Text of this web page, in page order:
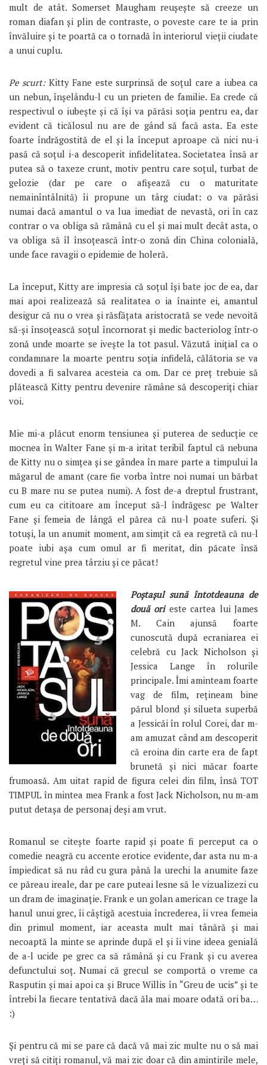
mult de atât. Somerset Maugham reușește să creeze un
roman diafan și plin de contraste, o poveste care te ia prin
învăluire și te poartă ca o tornadă în interiorul vieții ciudate
a unui cuplu.
Pe scurt:Kitty Fane este surprinsă de soțul care a iubea ca
un nebun, înșelându-l cu un prieten de familie. Ea crede că
respectivul o iubește și că își va părăsi soția pentru ea, dar
evident că ticălosul nu are de gând să facă asta. Ea este
foarte îndrăgostită de el și la început aproape că nici nu-i
pasă că soțul i-a descoperit infidelitatea. Societatea însă ar
putea să o taxeze crunt, motiv pentru care soțul, turbat de
gelozie (dar pe care o afișează cu o maturitate
nemainîntâlnită) îi propune un târg ciudat: o va părăsi
numai dacă amantul o va lua imediat de nevastă, ori în caz
contrar o va obliga să rămână cu el și mai mult decât asta, o
va obliga să îl însoțească într-o zonă din China colonială,
unde face ravagii o epidemie de holeră.
La început, Kitty are impresia că soțul își bate joc de ea, dar
mai apoi realizează să realitatea o ia înainte ei, amantul
desigur că nu o vrea și răsfățata aristocrată se vede nevoită
să-și însoțească soțul încornorat și medic bacteriolog într-o
zonă unde moarte se ivește la tot pasul. Văzută inițial ca o
condamnare la moarte pentru soția infidelă, călătoria se va
dovedi a fi salvarea acesteia ca om. Dar ce preț trebuie să
plătească Kitty pentru devenire rămâne să descoperiți chiar
voi.
Mie mi-a plăcut enorm tensiunea și puterea de seducție ce
mocnea în Walter Fane și m-a iritat teribil faptul că nebuna
de Kitty nu o simțea și se gândea în mare parte a timpului la
măgarul de amant (care fie vorba între noi numai un bărbat
cu B mare nu se putea numi). A fost de-a dreptul frustrant,
cum eu ca cititoare am început să-l îndrăgesc pe Walter
Fane și femeia de lângă el părea că nu-l poate suferi. Și
totuși, la un anumit moment, am simțit că ea regretă că nu-l
poate iubi așa cum omul ar fi meritat, din păcate însă
regretul vine prea târziu și ce păcat!
Poștașul sună întotdeauna de
două ori este cartea lui James
M. Cain ajunsă foarte
cunoscută după ecraniarea ei
celebră cu Jack Nicholson și
Jessica Lange în rolurile
principale. Îmi aminteam foarte
vag de film, rețineam bine
părul blond și silueta superbă
a Jessicăi în rolul Corei, dar m-
am amuzat când am descoperit
că eroina din carte era de fapt
brunetă și nici măcar foarte
frumoasă. Am uitat rapid de figura celei din film, însă TOT
TIMPUL în mintea mea Frank a fost Jack Nicholson, nu m-am
putut detașa de personaj deși am vrut.
Romanul se citește foarte rapid și poate fi perceput ca o
comedie neagră cu accente erotice evidente, dar asta nu m-a
împiedicat să nu râd cu gura până la urechi la anumite faze
ce păreau ireale, dar pe care puteai lesne să le vizualizezi cu
un dram de imaginație. Frank e un golan american ce trage la
hanul unui grec, îi câștigă acestuia încrederea, îi vrea femeia
din primul moment, iar aceasta mult mai tânără și mai
necoaptă la minte se aprinde după el și îi vine ideea genială
de a-l ucide pe grec ca să rămână și cu Frank și cu averea
defunctului soț. Numai că grecul se comportă o vreme ca
Rasputin și mai apoi ca și Bruce Willis în “Greu de ucis” și te
întrebi la fiecare tentativă dacă ăla mai moare odată ori ba…
:)
Și pentru că mi se pare că dacă vă mai zic multe nu o să mai
vreți să citiți romanul, vă mai zic doar că din amintirile mele,